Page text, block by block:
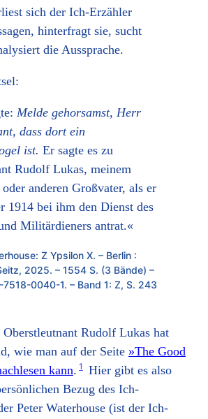
sich der Ich-Erzähler
hinterfragt sie, sucht
die Aussprache.
Melde gehorsamst, Herr
dass dort ein
ist. Er sagte es zu
Rudolf Lukas, meinem
anderen Großvater, als er
1914 bei ihm den Dienst des
Militärdieners antrat.«
Z Ypsilon X. – Berlin :
2025. – 1554 S. (3 Bände) –
0040-1. – Band 1: Z, S. 243
Rudolf Lukas hat
wie man auf der Seite »The Good
kann. 1
Hier gibt es also
Bezug des Ich-
Peter Waterhouse (ist der Ich-